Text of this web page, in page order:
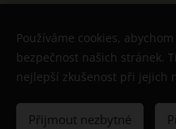
Používáme cookies,
bezpečnost našich stránek.
nejlepší zkušenost při jejich
Přijmout nezbytné